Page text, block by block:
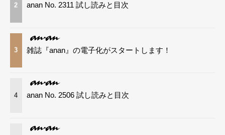
2 anan No. 2311 試し読みと目次
3 雑誌『anan』の電子化がスタートします！
4 anan No. 2506 試し読みと目次